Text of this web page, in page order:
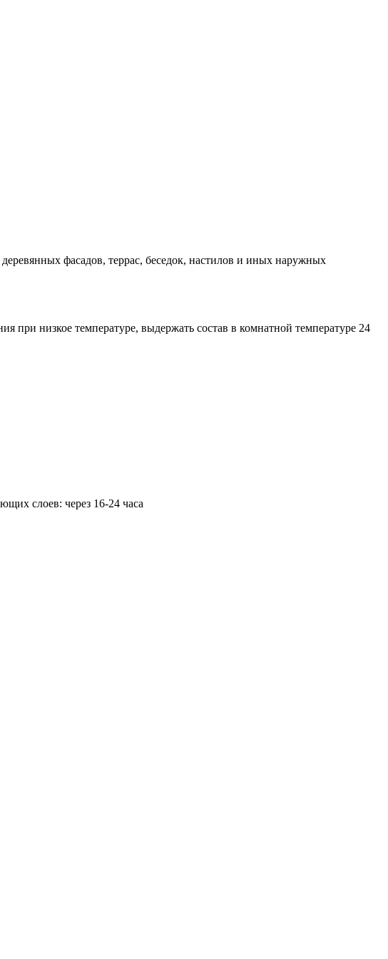
фасадов, террас, беседок, настилов и иных наружных
при низкое температуре, выдержать состав в комнатной температуре 24
слоев: через 16-24 часа